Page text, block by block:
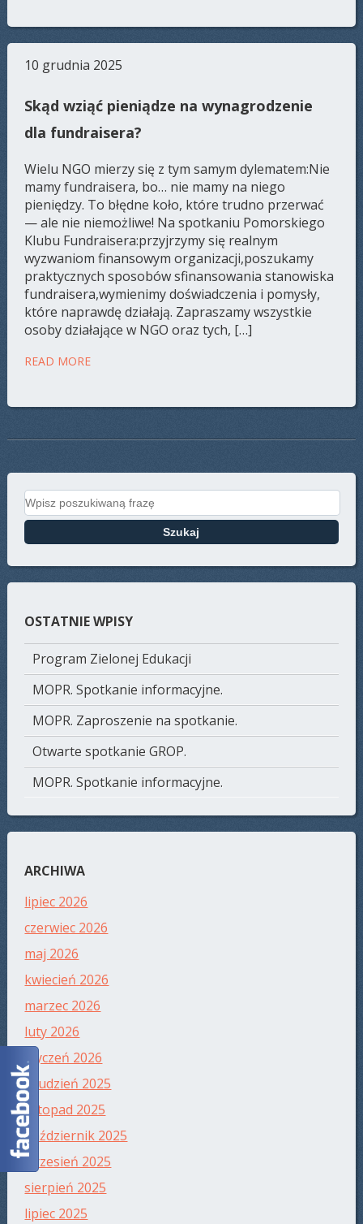
10 grudnia 2025
Skąd wziąć pieniądze na wynagrodzenie
dla fundraisera?
Wielu NGO mierzy się z tym samym dylematem:Nie
mamy fundraisera, bo… nie mamy na niego
pieniędzy. To błędne koło, które trudno przerwać
— ale nie niemożliwe! Na spotkaniu Pomorskiego
Klubu Fundraisera:przyjrzymy się realnym
wyzwaniom finansowym organizacji,poszukamy
praktycznych sposobów sfinansowania stanowiska
fundraisera,wymienimy doświadczenia i pomysły,
które naprawdę działają. Zapraszamy wszystkie
osoby działające w NGO oraz tych, […]
READ MORE
Search for:
OSTATNIE WPISY
Program Zielonej Edukacji
MOPR. Spotkanie informacyjne.
MOPR. Zaproszenie na spotkanie.
Otwarte spotkanie GROP.
MOPR. Spotkanie informacyjne.
ARCHIWA
lipiec 2026
czerwiec 2026
maj 2026
kwiecień 2026
marzec 2026
luty 2026
styczeń 2026
grudzień 2025
listopad 2025
październik 2025
wrzesień 2025
sierpień 2025
lipiec 2025